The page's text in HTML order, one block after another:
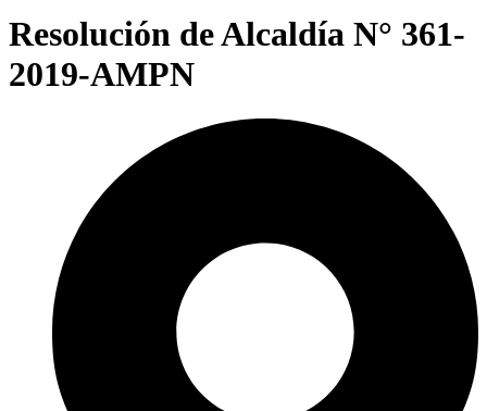
Resolución de Alcaldía N° 361-
2019-AMPN